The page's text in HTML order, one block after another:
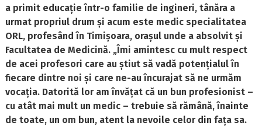
a primit educație într-o familie de ingineri, tânăra a
urmat propriul drum și acum este medic specialitatea
ORL, profesând în Timișoara, orașul unde a absolvit și
Facultatea de Medicină. „Îmi amintesc cu mult respect
de acei profesori care au știut să vadă potențialul în
fiecare dintre noi și care ne-au încurajat să ne urmăm
vocația. Datorită lor am învățat că un bun profesionist –
cu atât mai mult un medic – trebuie să rămână, înainte
de toate, un om bun, atent la nevoile celor din fața sa.